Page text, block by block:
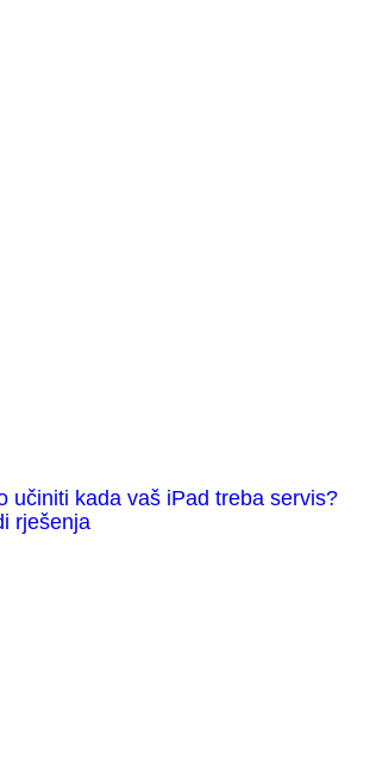
učiniti kada vaš iPad treba servis?
rješenja